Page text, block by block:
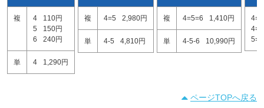
複 4
110円
5
150円
6
240円
単 4 1,290円
複 4=5 2,980円
単 4-5 4,810円
複 4=5=6 1,410円
単 4-5-6 10,990円
4=5
4=6
5=6
ページTOPへ戻る